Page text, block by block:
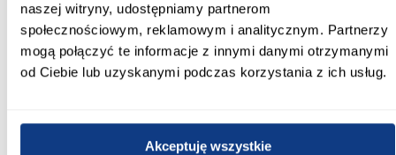
naszej witryny, udostępniamy partnerom
społecznościowym, reklamowym i analitycznym. Partnerzy
mogą połączyć te informacje z innymi danymi otrzymanymi
od Ciebie lub uzyskanymi podczas korzystania z ich usług.
Akceptuję wszystkie
PORÓWNAJ PORÓWNAJ